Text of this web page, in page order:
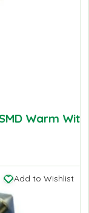
Warm Wit
Add to Wishlist